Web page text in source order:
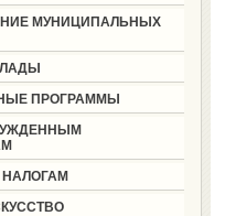
МУНИЦИПАЛЬНЫХ
ПРОГРАММЫ